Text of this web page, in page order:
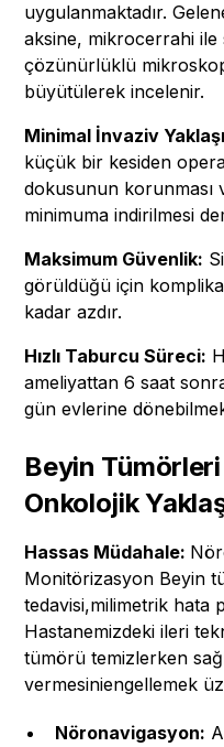
uygulanmaktadır.
aksine, mikrocerrahi ile
çözünürlüklü
büyütülerek incelenir.
Minimal İnvaziv
küçük bir kesiden
dokusunun korunması
minimuma indirilmesi
Maksimum Güvenlik:
görüldüğü için
kadar azdır.
Hızlı Taburcu Süreci:
ameliyattan 6 saat
gün evlerine
Beyin
Onkolojik
Hassas Müdahale:
Monitörizasyon Beyin
tedavisi,milimetrik hata
Hastanemizdeki ileri
tümörü temizlerken
vermesiniengellemek
Nöronavigasyon: